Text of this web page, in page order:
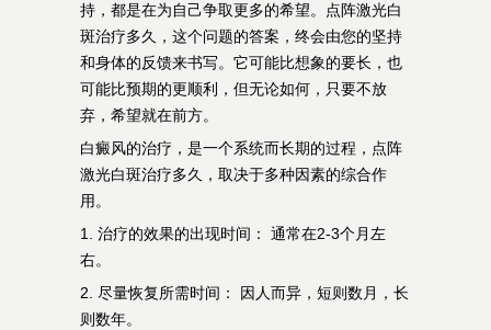
持，都是在为自己争取更多的希望。点阵激光白
斑治疗多久，这个问题的答案，终会由您的坚持
和身体的反馈来书写。它可能比想象的要长，也
可能比预期的更顺利，但无论如何，只要不放
弃，希望就在前方。
白癜风的治疗，是一个系统而长期的过程，点阵
激光白斑治疗多久，取决于多种因素的综合作
用。
1. 治疗的效果的出现时间： 通常在2-3个月左
右。
2. 尽量恢复所需时间： 因人而异，短则数月，长
则数年。